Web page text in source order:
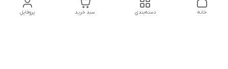
پروفایل سبد خرید دسته‌بندی خانه